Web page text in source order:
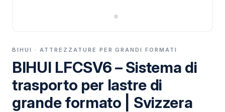
BIHUI · ATTREZZATURE PER GRANDI FORMATI
BIHUI LFCSV6 – Sistema di
trasporto per lastre di
grande formato | Svizzera